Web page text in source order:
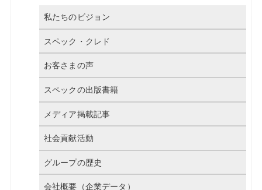
私たちのビジョン
スペック・クレド
お客さまの声
スペックの出版書籍
メディア掲載記事
社会貢献活動
グループの歴史
会社概要（企業データ）